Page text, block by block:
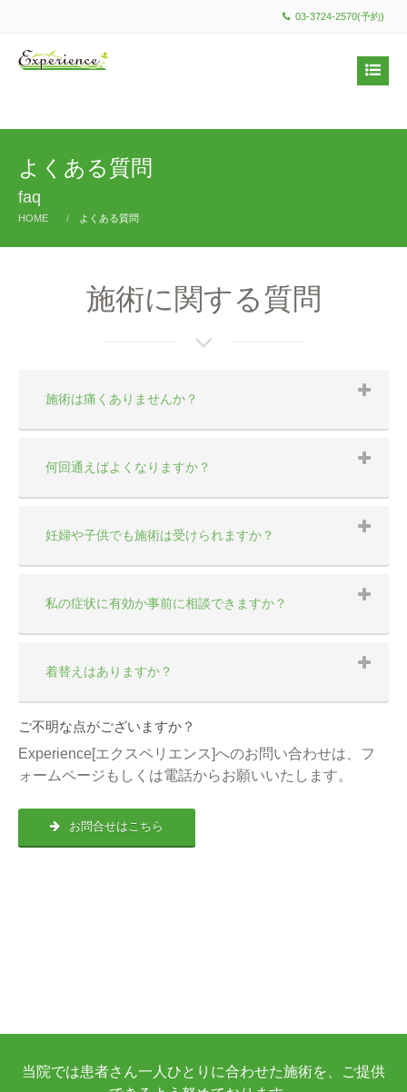
03-3724-2570(予約)
よくある質問
faq
HOME よくある質問
施術に関する質問
施術は痛くありませんか？
何回通えばよくなりますか？
妊婦や子供でも施術は受けられますか？
私の症状に有効か事前に相談できますか？
着替えはありますか？
ご不明な点がございますか？
Experience[エクスペリエンス]へのお問い合わせは、フ
ォームページもしくは電話からお願いいたします。
お問合せはこちら
当院では患者さん一人ひとりに合わせた施術を、ご提供